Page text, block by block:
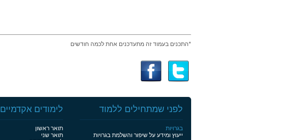
*התכנים בעמוד זה מתעדכנים אחת לכמה חודשים
לפני שמתחילים ללמוד
בגרויות
ייעוץ ומידע על שיפור והשלמת בגרויות
לימודים אקדמיים
תואר ראשון
תואר שני